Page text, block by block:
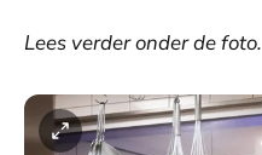
Lees verder onder de foto.